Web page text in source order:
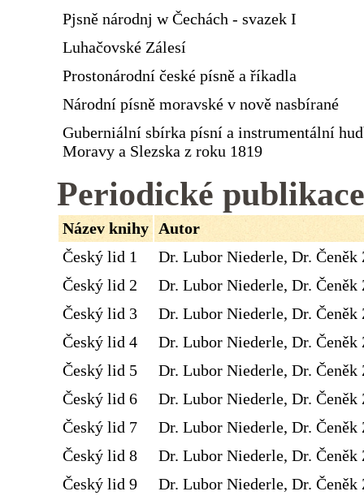
Pjsně národnj w Čechách - svazek I
Luhačovské Zálesí
Prostonárodní české písně a říkadla
Národní písně moravské v nově nasbírané
Guberniální sbírka písní a instrumentální
Moravy a Slezska z roku 1819
Periodické publikace
Název knihy Autor
Český lid 1
Dr. Lubor Niederle, Dr. Čeněk
Český lid 2
Dr. Lubor Niederle, Dr. Čeněk
Český lid 3
Dr. Lubor Niederle, Dr. Čeněk
Český lid 4
Dr. Lubor Niederle, Dr. Čeněk
Český lid 5
Dr. Lubor Niederle, Dr. Čeněk
Český lid 6
Dr. Lubor Niederle, Dr. Čeněk
Český lid 7
Dr. Lubor Niederle, Dr. Čeněk
Český lid 8
Dr. Lubor Niederle, Dr. Čeněk
Český lid 9
Dr. Lubor Niederle, Dr. Čeněk